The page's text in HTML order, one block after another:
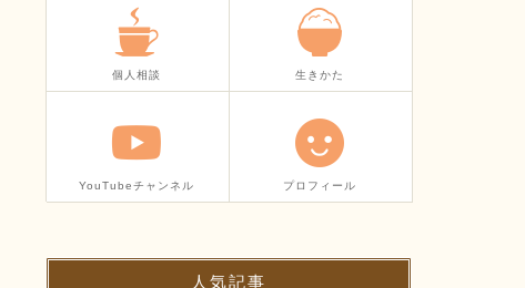
個人相談 生きかた
YouTubeチャンネル プロフィール
人気記事